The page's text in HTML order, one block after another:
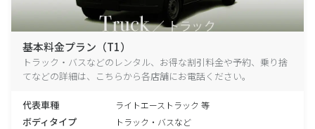
基本料金プラン（T1）
トラック・バスなどのレンタル、お得な割引料金や予約、乗り捨
てなどの詳細は、こちらから各店舗にお電話ください。
代表車種 ライトエーストラック 等
ボディタイプ トラック・バスなど